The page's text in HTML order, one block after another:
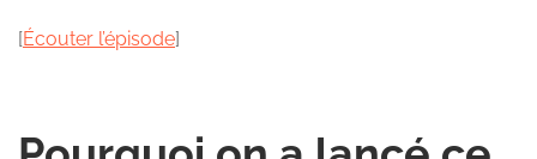
[Écouter l’épisode]